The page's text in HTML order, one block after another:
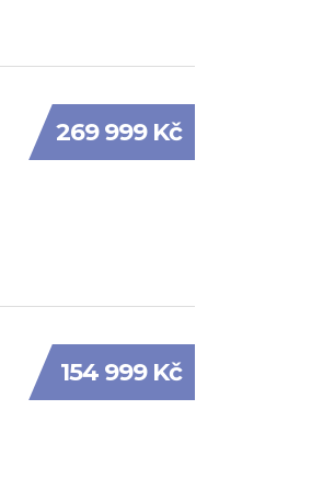
269 999 Kč
154 999 Kč